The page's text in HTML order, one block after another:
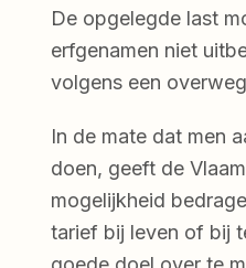
De opgelegde last
erfgenamen niet
volgens een
In de mate dat men
doen, geeft de
mogelijkheid
tarief bij leven of bij